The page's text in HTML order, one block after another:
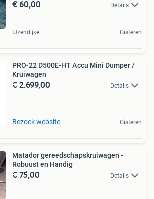
€ 60,00 Details
IJzendijke Gisteren
PRO-22 D500E-HT Accu Mini Dumper /
Kruiwagen
€ 2.699,00 Details
Bezoek website Gisteren
Matador gereedschapskruiwagen -
Robuust en Handig
€ 75,00 Details